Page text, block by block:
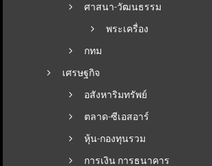
ศาสนา-วัฒนธรรม
พระเครื่อง
กทม
เศรษฐกิจ
อสังหาริมทรัพย์
ตลาด-ซีเอสอาร์
หุ้น-กองทุนรวม
การเงิน การธนาคาร